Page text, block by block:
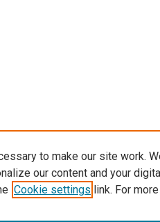
to make our site work.
our content and your
Cookie settings link. For